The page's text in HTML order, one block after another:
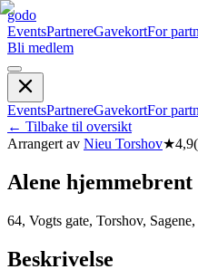
godo
EventsPartnereGavekortFor
Bli medlem
EventsPartnereGavekortFor
← Tilbake til oversikt
Arrangert av Nieu Torshov★4,9(
Alene hjemmebrent
64, Vogts gate, Torshov,
Beskrivelse